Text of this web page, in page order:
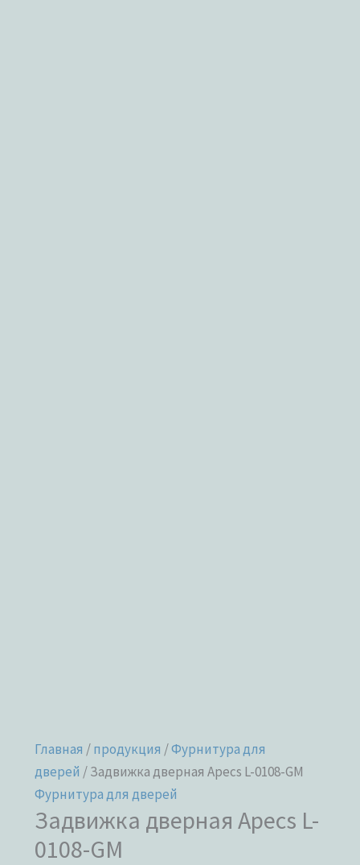
Главная /продукция /Фурнитура для
дверей / Задвижка дверная Apecs L-0108-GM
Фурнитура для дверей
Задвижка дверная Apecs L-
0108-GM